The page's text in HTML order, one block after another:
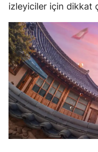
izleyiciler için dikkat